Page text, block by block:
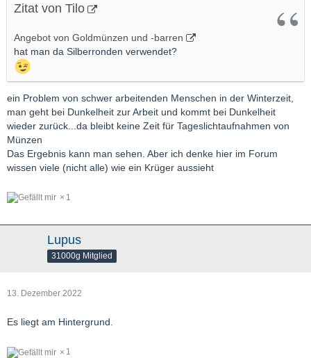
Zitat von Tilo
Angebot von Goldmünzen und -barren
hat man da Silberronden verwendet?
ein Problem von schwer arbeitenden Menschen in der Winterzeit,
man geht bei Dunkelheit zur Arbeit und kommt bei Dunkelheit
wieder zurück...da bleibt keine Zeit für Tageslichtaufnahmen von
Münzen
Das Ergebnis kann man sehen. Aber ich denke hier im Forum
wissen viele (nicht alle) wie ein Krüger aussieht
1
Lupus
31000g Mitglied
13. Dezember 2022
Es liegt am Hintergrund.
1